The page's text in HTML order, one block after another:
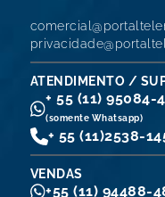
ATENDIMENTO /
+ 55 (11) 95084-
(somente Whatsapp)
+ 55 (11)2538-
VENDAS
+55 (11) 94488-